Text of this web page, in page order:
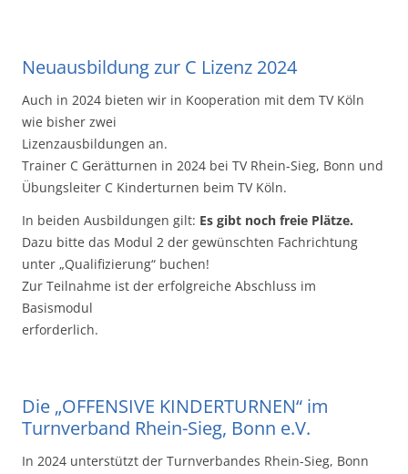
Neuausbildung zur C Lizenz 2024
Auch in 2024 bieten wir in Kooperation mit dem TV Köln
wie bisher zwei
Lizenzausbildungen an.
Trainer C Gerätturnen in 2024 bei TV Rhein-Sieg, Bonn und
Übungsleiter C Kinderturnen beim TV Köln.
In beiden Ausbildungen gilt: Es gibt noch freie Plätze.
Dazu bitte das Modul 2 der gewünschten Fachrichtung
unter „Qualifizierung“ buchen!
Zur Teilnahme ist der erfolgreiche Abschluss im
Basismodul
erforderlich.
Die „OFFENSIVE KINDERTURNEN“ im
Turnverband Rhein-Sieg, Bonn e.V.
In 2024 unterstützt der Turnverbandes Rhein-Sieg, Bonn